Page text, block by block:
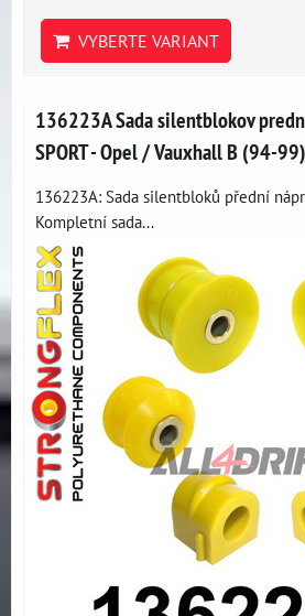
VYBERTE VARIANT
136223A Sada silentblokov
SPORT - Opel / Vauxhall B (94-99)
136223A: Sada silentbloků přední
Kompletní sada...